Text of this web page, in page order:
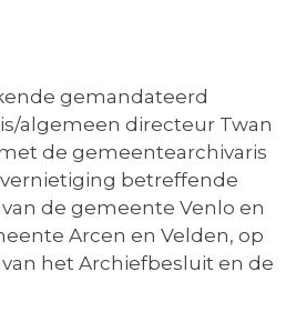
gemandateerd
algemeen directeur Twan
de gemeentearchivaris
betreffende
de gemeente Venlo en
Arcen en Velden, op
het Archiefbesluit en de